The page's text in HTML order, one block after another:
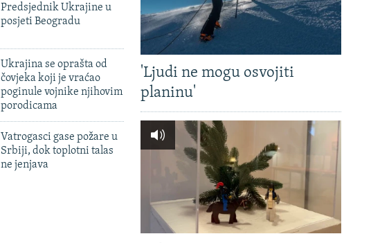
Predsjednik Ukrajine u
posjeti Beogradu
Ukrajina se oprašta od
čovjeka koji je vraćao
poginule vojnike njihovim
porodicama
Vatrogasci gase požare u
Srbiji, dok toplotni talas
ne jenjava
'Ljudi ne mogu osvojiti
planinu'